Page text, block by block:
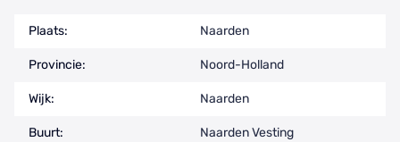
Plaats: Naarden
Provincie: Noord-Holland
Wijk: Naarden
Buurt: Naarden Vesting